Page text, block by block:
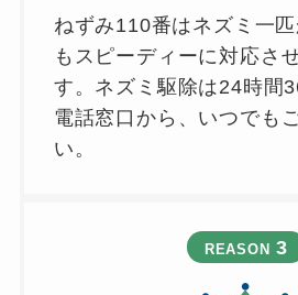
ねずみ110番はネズミ一
もスピーディーに対応さ
す。ネズミ駆除は24時間
電話窓口から、いつでも
い。
REASON 3